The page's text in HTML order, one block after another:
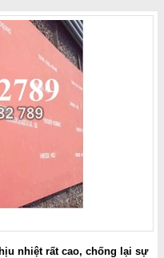
nhiệt rất cao, chống lại sự